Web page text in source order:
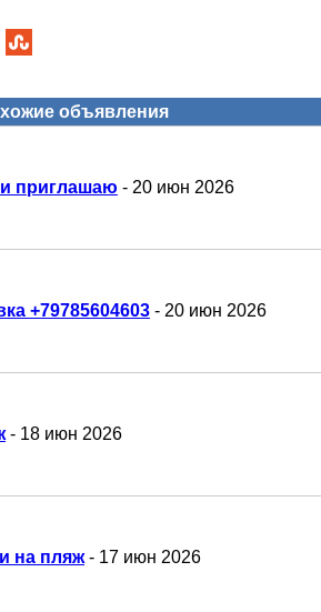
объявления
приглашаю - 20 июн 2026
+79785604603 - 20 июн 2026
- 18 июн 2026
на пляж- 17 июн 2026